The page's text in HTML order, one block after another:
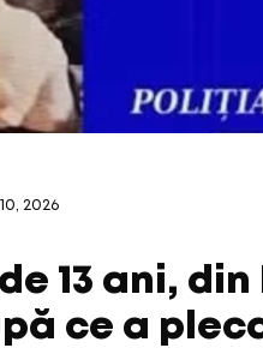
2026
13 ani,
ce a